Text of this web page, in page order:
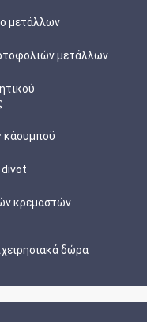
μετάλλων
μετάλλων
κάουμποϋ
divot
κρεμαστών
δώρα